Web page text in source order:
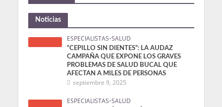
Noticias
ESPECIALISTAS•SALUD
“CEPILLO SIN DIENTES”: LA AUDAZ
CAMPAÑA QUE EXPONE LOS GRAVES
PROBLEMAS DE SALUD BUCAL QUE
AFECTAN A MILES DE PERSONAS
septiembre 9, 2025
ESPECIALISTAS•SALUD